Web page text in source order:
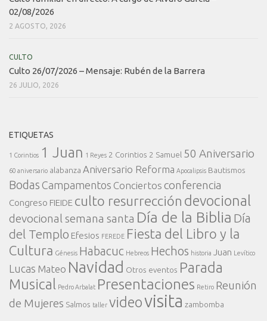
02/08/2026
2 AGOSTO, 2026
CULTO
Culto 26/07/2026 – Mensaje: Rubén de la Barrera
26 JULIO, 2026
ETIQUETAS
1 Corintios 1 Juan 1 Reyes 2 Corintios 2 Samuel 50 Aniversario
60 aniversario alabanza Aniversario Reforma Apocalipsis Bautismos
Bodas Campamentos Conciertos conferencia
Congreso FIEIDE culto resurrección devocional
devocional semana santa Día de la Biblia Día
del Templo Efesios FEREDE Fiesta del Libro y la
Cultura Génesis Habacuc Hebreos Hechos historia Juan Levítico
Lucas Mateo Navidad Otros eventos Parada
Musical
Pedro Arbalat Presentaciones Retiro Reunión
de Mujeres Salmos taller videovisita zambomba